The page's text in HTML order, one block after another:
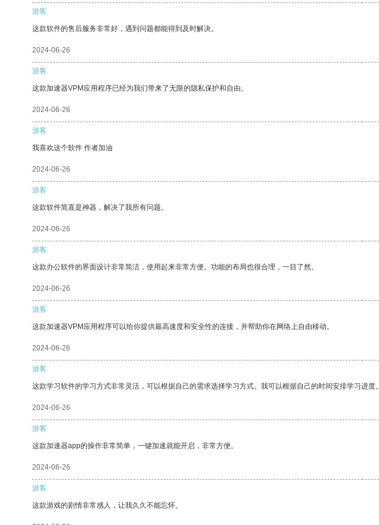
游客
这款软件的售后服务非常好，遇到问题都能得到及时解决。
2024-06-26
游客
这款加速器VPM应用程序已经为我们带来了无限的隐私保护和自由。
2024-06-26
游客
我喜欢这个软件 作者加油
2024-06-26
游客
这款软件简直是神器，解决了我所有问题。
2024-06-26
游客
这款办公软件的界面设计非常简洁，使用起来非常方便。功能的布局也很合理，一目了然。
2024-06-26
游客
这款加速器VPM应用程序可以给你提供最高速度和安全性的连接，并帮助你在网络上自由移动。
2024-06-26
游客
这款学习软件的学习方式非常灵活，可以根据自己的需求选择学习方式。我可以根据自己的时间安排学习进度。
2024-06-26
游客
这款加速器app的操作非常简单，一键加速就能开启，非常方便。
2024-06-26
游客
这款游戏的剧情非常感人，让我久久不能忘怀。